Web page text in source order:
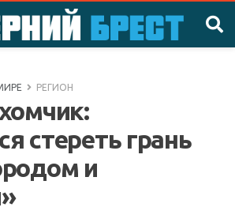
РЕГИОН
стереть грань
и